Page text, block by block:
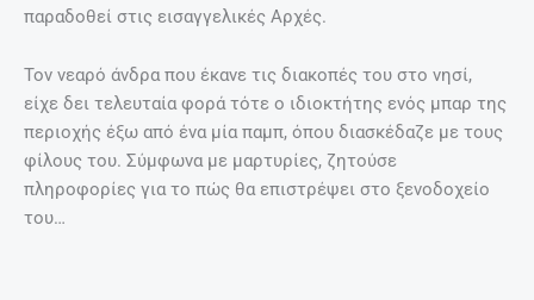
παραδοθεί στις εισαγγελικές Αρχές.
Τον νεαρό άνδρα που έκανε τις διακοπές του στο νησί,
είχε δει τελευταία φορά τότε ο ιδιοκτήτης ενός μπαρ της
περιοχής έξω από ένα μία παμπ, όπου διασκέδαζε με τους
φίλους του. Σύμφωνα με μαρτυρίες, ζητούσε
πληροφορίες για το πώς θα επιστρέψει στο ξενοδοχείο
του…